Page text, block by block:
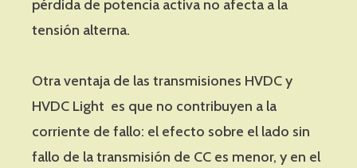
pérdida de potencia activa no afecta a la
tensión alterna.
Otra ventaja de las transmisiones HVDC y
HVDC Light es que no contribuyen a la
corriente de fallo: el efecto sobre el lado sin
fallo de la transmisión de CC es menor, y en el